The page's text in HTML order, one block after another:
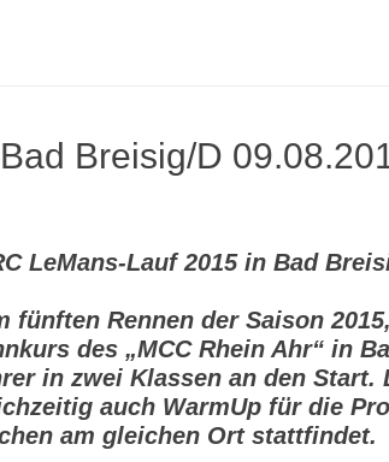
Breisig/D
LeMans-Lauf 2015 in Bad
fünften Rennen der Saison
des „MCC Rhein Ahr“ in
in zwei Klassen an den Start.
auch WarmUp für die
am gleichen Ort stattfindet.